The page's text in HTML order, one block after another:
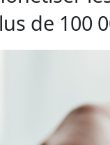
de 100